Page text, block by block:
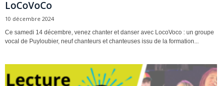
LoCoVoCo
10 décembre 2024
Ce samedi 14 décembre, venez chanter et danser avec LocoVoco : un groupe
vocal de Puyloubier, neuf chanteurs et chanteuses issu de la formation...